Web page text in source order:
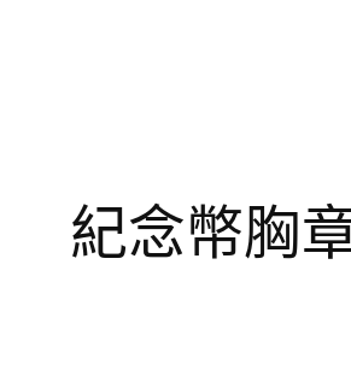
紀念幣胸